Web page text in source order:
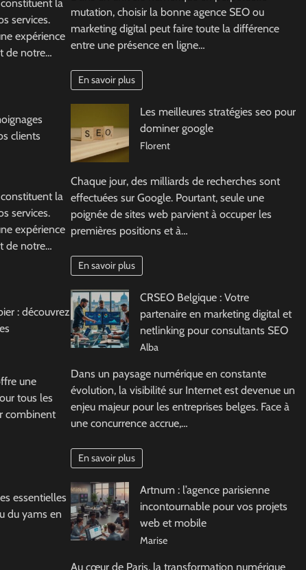
la
services.
expérience
de notre…
clients
la
services.
expérience
de notre…
: découvrez
une
tous les
combinent
essentielles
du yams en
mutation, choisir la bonne agence SEO ou
marketing digital peut faire toute la différence
entre une présence en ligne…
En savoir plus
Les meilleures stratégies seo pour
dominer google
Florent
Chaque jour, des milliards de recherches sont
effectuées sur Google. Pourtant, seule une
poignée de sites web parvient à occuper les
premières positions et à…
En savoir plus
CRSEO Belgique : Votre
partenaire en marketing digital et
netlinking pour consultants SEO
Alba
Dans un paysage numérique en constante
évolution, la visibilité sur Internet est devenue un
enjeu majeur pour les entreprises belges. Face à
une concurrence accrue,…
En savoir plus
Artnum : l’agence parisienne
incontournable pour vos projets
web et mobile
Marise
Au cœur de Paris, la transformation numérique